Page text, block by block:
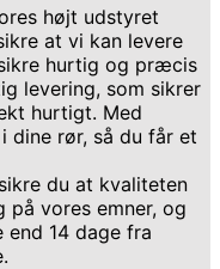
højt udstyret
at vi kan levere
hurtig og præcis
levering, som sikrer
hurtigt. Med
dine rør, så du får et
du at kvaliteten
vores emner, og
14 dage fra